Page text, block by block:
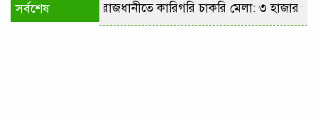
সর্বশেষ রাজধানীতে কারিগরি চাকরি মেলা: ৩ হাজার